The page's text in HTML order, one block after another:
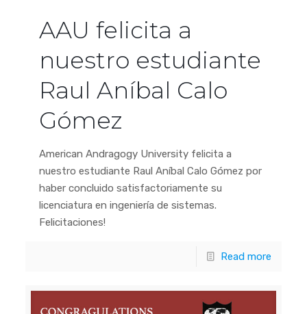
AAU felicita a
nuestro estudiante
Raul Aníbal Calo
Gómez
American Andragogy University felicita a
nuestro estudiante Raul Aníbal Calo Gómez por
haber concluido satisfactoriamente su
licenciatura en ingeniería de sistemas.
Felicitaciones!
Read more